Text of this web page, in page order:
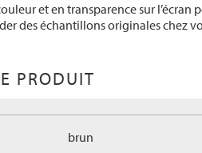
et en transparence sur l’écran
des échantillons originales chez
PRODUIT
brun